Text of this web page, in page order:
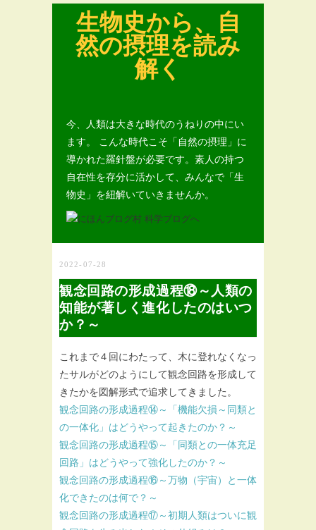
生物史から、自
然の摂理を読み
解く
今、人類は大きな時代のうねりの中にい
ます。 こんな時代こそ「自然の摂理」に
導かれた羅針盤が必要です。素人の持つ
自在性を存分に活かして、みんなで「生
物史」を紐解いていきませんか。
2022-07-28
観念回路の形成過程⑱～人類の
知能が著しく進化したのはいつ
か？～
これまで４回にわたって、木に登れなくなっ
たサルがどのようにして観念回路を形成して
きたかを図解形式で追求してきました。
観念回路の形成過程⑭～「機能欠損～同類と
の一体化」はどうやって起きたのか？～
観念回路の形成過程⑮～「同類との一体充足
回路」はどうやって強化したのか？～
観念回路の形成過程⑯～万物（宇宙）と一体
化できたのは何で？～
観念回路の形成過程⑰～初期人類はついに観